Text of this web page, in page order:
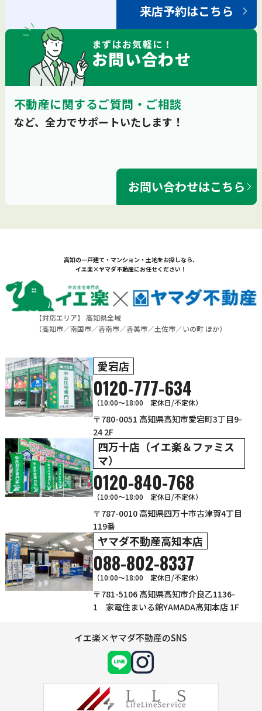
来店予約はこちら
まずはお気軽に！
お問い合わせ
不動産に関するご質問・ご相談
など、全力でサポートいたします！
お問い合わせはこちら
高知の一戸建て・マンション・土地をお探しなら、
イエ楽×ヤマダ不動産にお任せください！
【対応エリア】 高知県全域
（高知市／南国市／香南市／香美市／土佐市／いの町 ほか）
愛宕店
0120-777-634
（10:00～18:00 定休日/不定休）
〒780-0051 高知県高知市愛宕町3丁目9-
24 2F
四万十店（イエ楽＆ファミス
マ）
0120-840-768
（10:00〜18:00 定休日/不定休）
〒787-0010 高知県四万十市古津賀4丁目
119番
ヤマダ不動産高知本店
088-802-8337
（10:00～18:00 定休日/不定休）
〒781-5106 高知県高知市介良乙1136-
1 家電住まいる館YAMADA高知本店 1F
イエ楽×ヤマダ不動産のSNS